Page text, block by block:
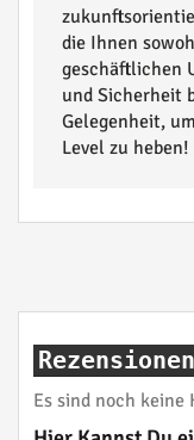
die Ihnen
geschäftlichen
und Sicherheit
Gelegenheit,
Level zu heben!
Rezensionen
Es sind noch keine